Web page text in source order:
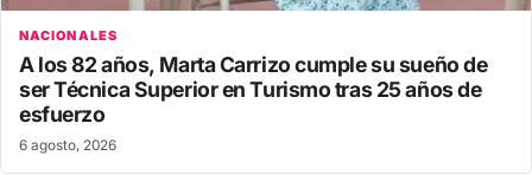
NACIONALES
A los 82 años, Marta Carrizo cumple su sueño de
ser Técnica Superior en Turismo tras 25 años de
esfuerzo
6 agosto, 2026